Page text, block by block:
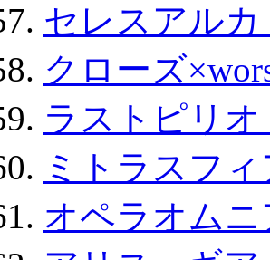
セレスアルカ
クローズ
ラストピリ
ミトラスフ
オペラオムニ